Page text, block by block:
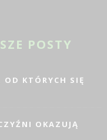
POSTY
OD KTÓRYCH SIĘ
OKAZUJĄ